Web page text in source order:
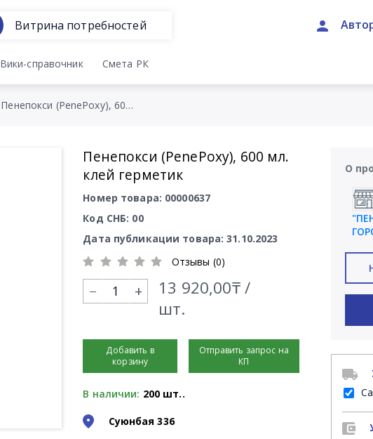
Витрина потребностей
Вики-справочник Смета РК
Пенепокси (PenePoxy), 600 мл. клей герметик
Пенепокси (PenePoxy), 600 мл.
клей герметик
Номер товара: 00000637
Код СНБ: 00
Дата публикации товара: 31.10.2023
Отзывы (0)
+
13 920,00₸ /
шт.
Добавить в
корзину
Отправить запрос на
КП
В наличии: 200 шт..
Суюнбая 336
О